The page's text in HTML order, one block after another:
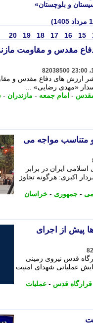
و بلوچستان»
15
16
17
18
19
20
مقدس و مقاومت
82038500
ارزش های دفاع مقدس و
«مهدی رضایی» ...
- امام جمعه - مازندران -
و متناسب مواجه می
ایران در برابر
اکبری: هرگونه تجاوز
- جمهوری - خراسان
پیش از اجرای
قدس نیروی زمینی
رزمایش عملیاتی شهدای امنیت
قرارگاه قدس - عملیات